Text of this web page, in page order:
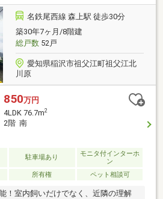
～ 小正小学校（620ｍ） 稲沢中
長束梅公園（80ｍ） 稲沢市民病院
名鉄尾西線 森上駅 徒歩30分
築30年7ヶ月/8階建
総戸数52戸
愛知県稲沢市祖父江町祖父江北
川原
850万円
4LDK 76.7m2
2階 南
駐車場あり
モニタ付インターホ
ン
所有権 ペット相談可
！室内飼いだけでなく、近隣の理解